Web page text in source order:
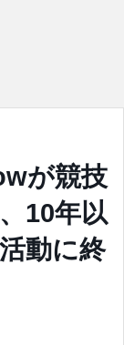
が競技
10年以
動に終